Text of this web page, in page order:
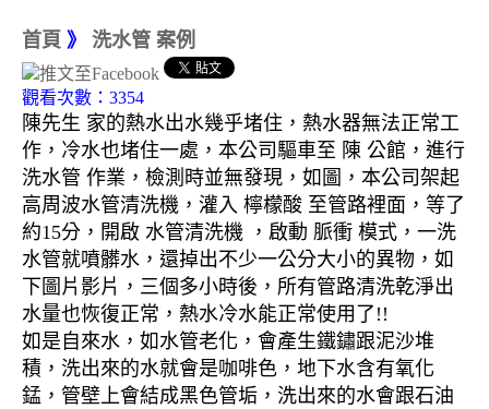
首頁 》 洗水管 案例
觀看次數：3354
陳先生 家的熱水出水幾乎堵住，熱水器無法正常工
作，冷水也堵住一處，本公司驅車至 陳 公館，進行
洗水管 作業，檢測時並無發現，如圖，本公司架起
高周波水管清洗機，灌入 檸檬酸 至管路裡面，等了
約15分，開啟 水管清洗機 ，啟動 脈衝 模式，一洗
水管就噴髒水，還掉出不少一公分大小的異物，如
下圖片影片，三個多小時後，所有管路清洗乾淨出
水量也恢復正常，熱水冷水能正常使用了!!
如是自來水，如水管老化，會產生鐵鏽跟泥沙堆
積，洗出來的水就會是咖啡色，地下水含有氧化
錳，管壁上會結成黑色管垢，洗出來的水會跟石油